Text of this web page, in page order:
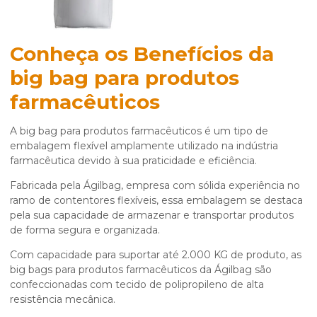
Conheça os Benefícios da
big bag para produtos
farmacêuticos
A big bag para produtos farmacêuticos é um tipo de
embalagem flexível amplamente utilizado na indústria
farmacêutica devido à sua praticidade e eficiência.
Fabricada pela Ágilbag, empresa com sólida experiência no
ramo de contentores flexíveis, essa embalagem se destaca
pela sua capacidade de armazenar e transportar produtos
de forma segura e organizada.
Com capacidade para suportar até 2.000 KG de produto, as
big bags para produtos farmacêuticos da Ágilbag são
confeccionadas com tecido de polipropileno de alta
resistência mecânica.